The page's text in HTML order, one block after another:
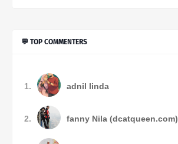
💬 TOP COMMENTERS
1. adnil linda
2. fanny Nila (dcatqueen.com)